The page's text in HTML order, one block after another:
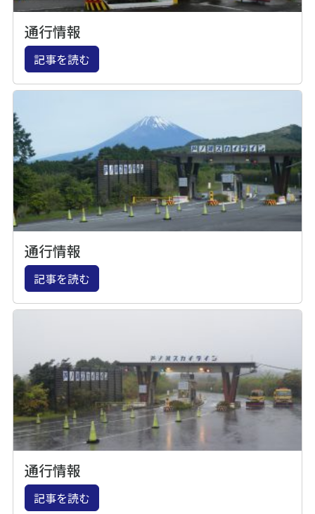
通行情報
記事を読む
通行情報
記事を読む
通行情報
記事を読む